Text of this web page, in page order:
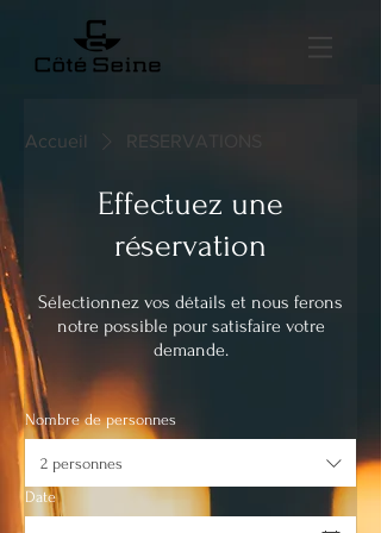
Accueil RESERVATIONS
Effectuez une
réservation
Sélectionnez vos détails et nous ferons
notre possible pour satisfaire votre
demande.
Nombre de personnes
2 personnes
Date